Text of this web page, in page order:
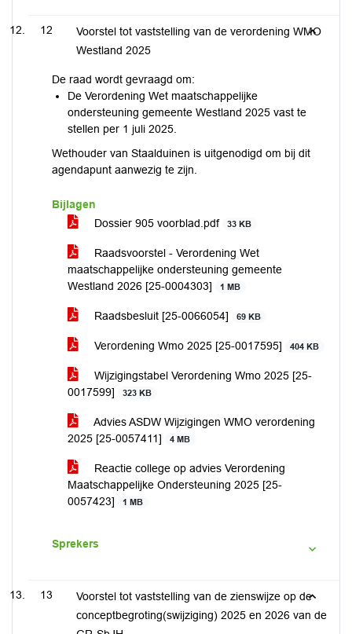
12
Voorstel tot vaststelling van de verordening WMO
Westland 2025
De raad wordt gevraagd om:
De Verordening Wet maatschappelijke
ondersteuning gemeente Westland 2025 vast te
stellen per 1 juli 2025.
Wethouder van Staalduinen is uitgenodigd om bij dit
agendapunt aanwezig te zijn.
Bijlagen
Dossier 905 voorblad.pdf
33 KB
Raadsvoorstel - Verordening Wet
maatschappelijke ondersteuning gemeente
Westland 2026 [25-0004303]
1 MB
Raadsbesluit [25-0066054] 69 KB
Verordening Wmo 2025 [25-0017595] 404 KB
Wijzigingstabel Verordening Wmo 2025 [25-
0017599]
323 KB
Advies ASDW Wijzigingen WMO verordening
2025 [25-0057411]
4 MB
Reactie college op advies Verordening
Maatschappelijke Ondersteuning 2025 [25-
0057423]
1 MB
Sprekers
13
Voorstel tot vaststelling van de zienswijze op de
conceptbegroting(swijziging) 2025 en 2026 van de